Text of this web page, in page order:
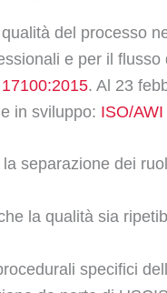
del processo
e per il flusso
. Al 23
in sviluppo: ISO/
separazione dei
la qualità sia
specifici